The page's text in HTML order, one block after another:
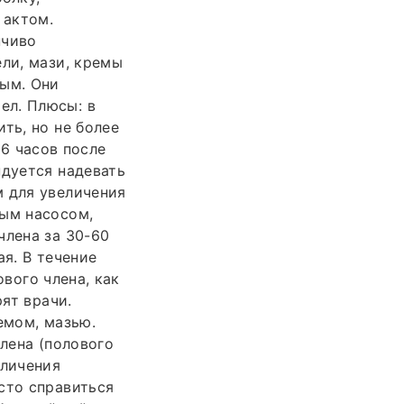
мази, кремы
Они
Плюсы: в
но не более
часов после
надевать
увеличения
насосом,
за 30-60
В течение
члена, как
врачи.
мазью.
(полового
справиться